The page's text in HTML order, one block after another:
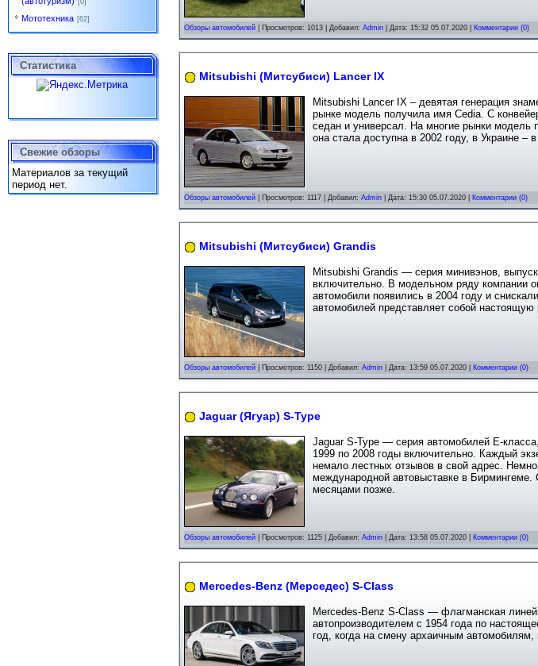
[0]
Мототехника [62]
Статистика
Свежие обзоры
Материалов за текущий
период нет.
Обзоры автомобилей | Просмотров: 1013 | Добавил: Admin | Дата: 15:32 05.07.2020 Комментарии (0)
Mitsubishi (Митсубиси) Lancer IX
Mitsubishi Lancer IX – девятая генерация
рынке модель получила имя Cedia. С
седан и универсал. На многие рынки модель
она стала доступна в 2002 году, в Украине –
Обзоры автомобилей | Просмотров: 1117 | Добавил: Admin | Дата: 15:30 05.07.2020 Комментарии (0)
Mitsubishi (Митсубиси) Grandis
Mitsubishi Grandis — серия минивэнов,
включительно. В модельном ряду компании
автомобили появились в 2004 году и
автомобилей представляет собой
Обзоры автомобилей | Просмотров: 1150 | Добавил: Admin | Дата: 13:59 05.07.2020 Комментарии (0)
Jaguar (Ягуар) S-Type
Jaguar S-Type — серия автомобилей Е-
1999 по 2008 годы включительно. Каждый
немало лестных отзывов в свой адрес.
международной автовыставке в Бирмингеме.
месяцами позже.
Обзоры автомобилей | Просмотров: 1125 | Добавил: Admin | Дата: 13:58 05.07.2020 Комментарии (0)
Mercedes-Benz (Мерседес) S-Class
Mercedes-Benz S-Class — флагманская
автопроизводителем с 1954 года по
год, когда на смену архаичным